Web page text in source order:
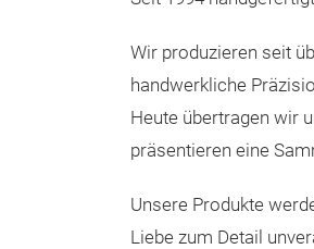
Wir produzieren seit
handwerkliche
Heute übertragen wir
präsentieren eine
Unsere Produkte
Liebe zum Detail